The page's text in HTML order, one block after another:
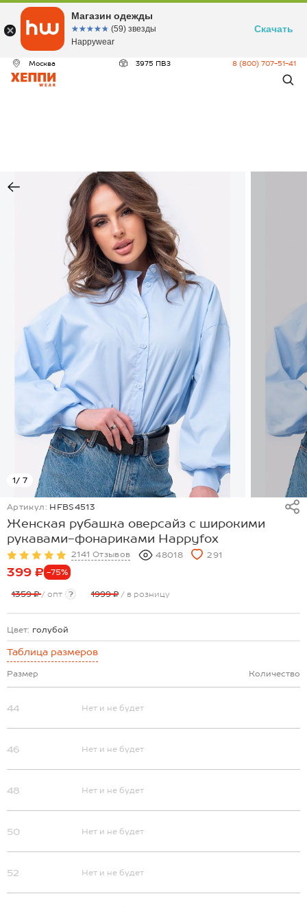
Москва 3975 ПВЗ 8 (800) 707-51-41
1/ 7
Артикул: HFBS4513
Женская рубашка оверсайз с широкими
рукавами-фонариками Happyfox
2141 Отзывов 48018 291
399 ₽ -75%
1359 ₽/ опт ? 1999 ₽ / в розницу
Цвет: голубой
Таблица размеров
Размер Количество
44 Нет и не будет
46 Нет и не будет
48 Нет и не будет
50 Нет и не будет
52 Нет и не будет
Магазин одежды
☆☆☆☆☆
★★★★★ (59) звезды
Happywear
Скачать